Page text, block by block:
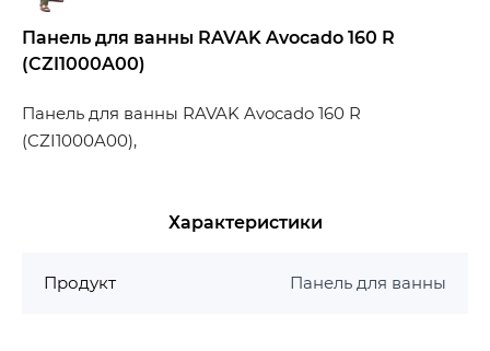
Панель для ванны RAVAK Avocado 160 R
(CZI1000A00)
Панель для ванны RAVAK Avocado 160 R
(CZI1000A00),
Характеристики
Продукт Панель для ванны